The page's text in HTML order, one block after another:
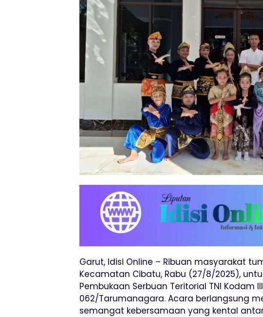
Garut, Idisi Online – Ribuan masyarakat
Kecamatan Cibatu, Rabu (27/8/2025),
Pembukaan Serbuan Teritorial TNI Kodam
062/Tarumanagara. Acara berlangsung
semangat kebersamaan yang kental